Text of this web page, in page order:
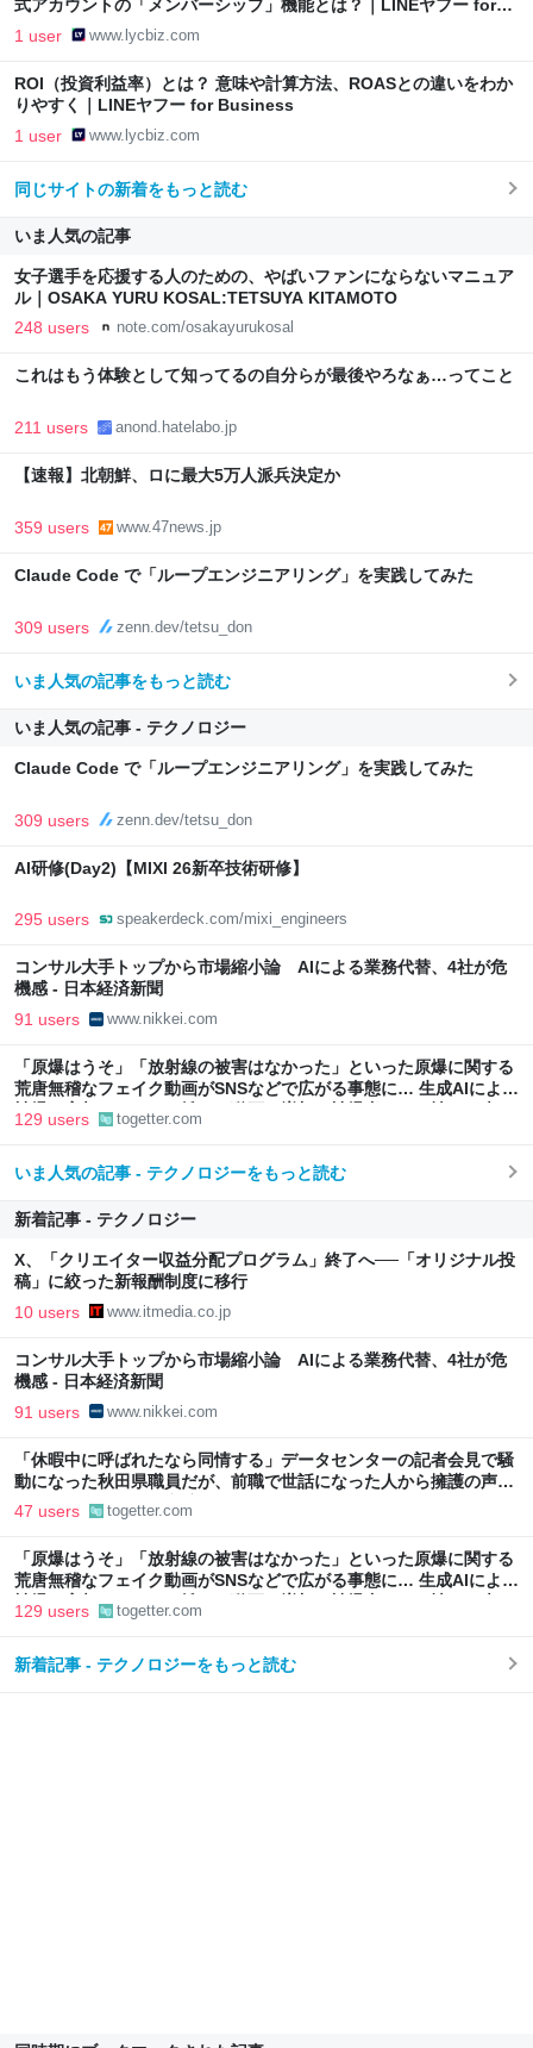
式アカウントの「メンバーシップ」機能とは？｜LINEヤフー for
Business
1 user www.lycbiz.com
ROI（投資利益率）とは？ 意味や計算方法、ROASとの違いをわか
りやすく｜LINEヤフー for Business
1 user www.lycbiz.com
同じサイトの新着をもっと読む
いま人気の記事
女子選手を応援する人のための、やばいファンにならないマニュア
ル｜OSAKA YURU KOSAL:TETSUYA KITAMOTO
248 users note.com/osakayurukosal
これはもう体験として知ってるの自分らが最後やろなぁ…ってこと
211 users anond.hatelabo.jp
【速報】北朝鮮、ロに最大5万人派兵決定か
359 users www.47news.jp
Claude Code で「ループエンジニアリング」を実践してみた
309 users zenn.dev/tetsu_don
いま人気の記事をもっと読む
いま人気の記事 - テクノロジー
Claude Code で「ループエンジニアリング」を実践してみた
309 users zenn.dev/tetsu_don
AI研修(Day2)【MIXI 26新卒技術研修】
295 users speakerdeck.com/mixi_engineers
コンサル大手トップから市場縮小論 AIによる業務代替、4社が危
機感 - 日本経済新聞
91 users www.nikkei.com
「原爆はうそ」「放射線の被害はなかった」といった原爆に関する
荒唐無稽なフェイク動画がSNSなどで広がる事態に… 生成AIによる
被爆の実相からはかけ離れた動画も増加、被爆者からは憤りの声も
129 users togetter.com
いま人気の記事 - テクノロジーをもっと読む
新着記事 - テクノロジー
X、「クリエイター収益分配プログラム」終了へ──「オリジナル投
稿」に絞った新報酬制度に移行
10 users www.itmedia.co.jp
コンサル大手トップから市場縮小論 AIによる業務代替、4社が危
機感 - 日本経済新聞
91 users www.nikkei.com
「休暇中に呼ばれたなら同情する」データセンターの記者会見で騒
動になった秋田県職員だが、前職で世話になった人から擁護の声
「行政側として八面六臂の活躍をしたと思う」
47 users togetter.com
「原爆はうそ」「放射線の被害はなかった」といった原爆に関する
荒唐無稽なフェイク動画がSNSなどで広がる事態に… 生成AIによる
被爆の実相からはかけ離れた動画も増加、被爆者からは憤りの声も
129 users togetter.com
新着記事 - テクノロジーをもっと読む